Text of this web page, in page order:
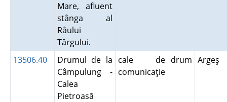
Mare, afluent
stânga al
Râului
Târgului.
13506.40
Drumul de la
Câmpulung -
Calea
Pietroasă
cale de
comunicaţie
drum Argeş